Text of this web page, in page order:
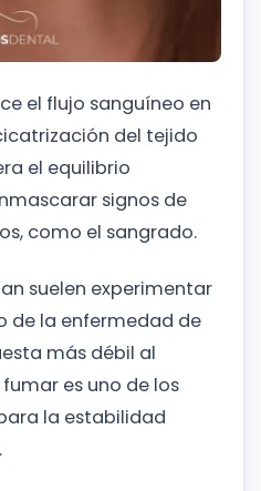
el flujo sanguíneo en
del tejido
el equilibrio
signos de
como el sangrado.
suelen experimentar
de la enfermedad de
más débil al
fumar es uno de los
la estabilidad